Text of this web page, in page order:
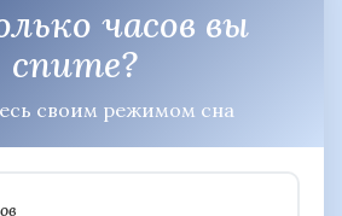
часов вы
спите?
своим режимом сна